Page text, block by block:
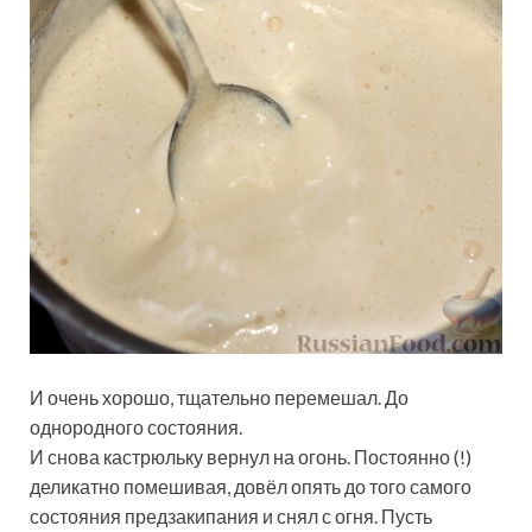
И очень хорошо, тщательно перемешал. До
однородного состояния.
И снова кастрюльку вернул на огонь. Постоянно (!)
деликатно помешивая, довёл опять до того самого
состояния предзакипания и снял с огня. Пусть